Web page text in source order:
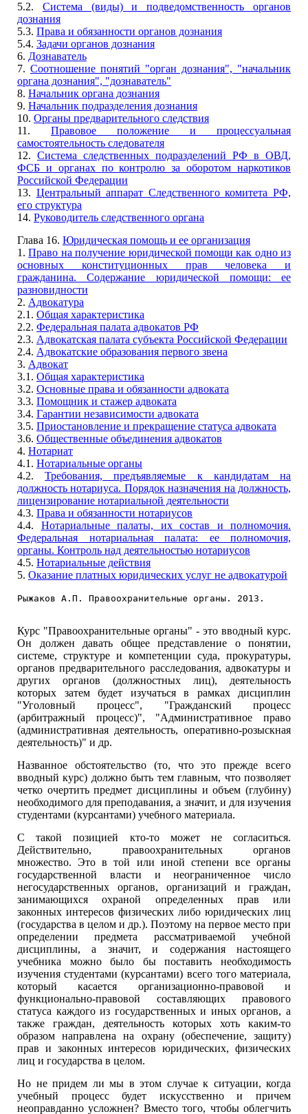
5.2. Система (виды) и подведомственность органов
дознания
5.3. Права и обязанности органов дознания
5.4. Задачи органов дознания
6. Дознаватель
7. Соотношение понятий "орган дознания", "начальник
органа дознания", "дознаватель"
8. Начальник органа дознания
9. Начальник подразделения дознания
10. Органы предварительного следствия
11. Правовое положение и процессуальная
самостоятельность следователя
12. Система следственных подразделений РФ в ОВД,
ФСБ и органах по контролю за оборотом наркотиков
Российской Федерации
13. Центральный аппарат Следственного комитета РФ,
его структура
14. Руководитель следственного органа
Глава 16. Юридическая помощь и ее организация
1.Право на получение юридической помощи как одно из
основных конституционных прав человека и
гражданина. Содержание юридической помощи: ее
разновидности
2. Адвокатура
2.1. Общая характеристика
2.2. Федеральная палата адвокатов РФ
2.3. Адвокатская палата субъекта Российской Федерации
2.4. Адвокатские образования первого звена
3. Адвокат
3.1. Общая характеристика
3.2. Основные права и обязанности адвоката
3.3. Помощник и стажер адвоката
3.4. Гарантии независимости адвоката
3.5. Приостановление и прекращение статуса адвоката
3.6. Общественные объединения адвокатов
4. Нотариат
4.1. Нотариальные органы
4.2.Требования, предъявляемые к кандидатам на
должность нотариуса. Порядок назначения на должность,
лицензирование нотариальной деятельности
4.3. Права и обязанности нотариусов
4.4. Нотариальные палаты, их состав и полномочия.
Федеральная нотариальная палата: ее полномочия,
органы. Контроль над деятельностью нотариусов
4.5. Нотариальные действия
5. Оказание платных юридических услуг не адвокатурой
Рыжаков А.П. Правоохранительные органы. 2013.
Курс "Правоохранительные органы" - это вводный курс.
Он должен давать общее представление о понятии,
системе, структуре и компетенции суда, прокуратуры,
органов предварительного расследования, адвокатуры и
других органов (должностных лиц), деятельность
которых затем будет изучаться в рамках дисциплин
"Уголовный процесс", "Гражданский процесс
(арбитражный процесс)", "Административное право
(административная деятельность, оперативно-розыскная
деятельность)" и др.
Названное обстоятельство (то, что это прежде всего
вводный курс) должно быть тем главным, что позволяет
четко очертить предмет дисциплины и объем (глубину)
необходимого для преподавания, а значит, и для изучения
студентами (курсантами) учебного материала.
С такой позицией кто-то может не согласиться.
Действительно, правоохранительных органов
множество. Это в той или иной степени все органы
государственной власти и неограниченное число
негосударственных органов, организаций и граждан,
занимающихся охраной определенных прав или
законных интересов физических либо юридических лиц
(государства в целом и др.). Поэтому на первое место при
определении предмета рассматриваемой учебной
дисциплины, а значит, и содержания настоящего
учебника можно было бы поставить необходимость
изучения студентами (курсантами) всего того материала,
который касается организационно-правовой и
функционально-правовой составляющих правового
статуса каждого из государственных и иных органов, а
также граждан, деятельность которых хоть каким-то
образом направлена на охрану (обеспечение, защиту)
прав и законных интересов юридических, физических
лиц и государства в целом.
Но не придем ли мы в этом случае к ситуации, когда
учебный процесс будет искусственно и причем
неоправданно усложнен? Вместо того, чтобы облегчить